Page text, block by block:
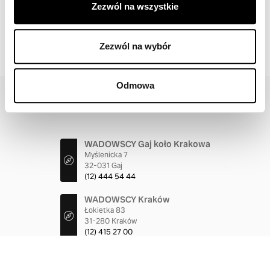
Zezwól na wszystkie
Zezwól na wybór
Odmowa
WADOWSCY Gaj koło Krakowa
Myślenicka 7
32-031 Gaj
(12) 444 54 44
WADOWSCY Kraków
Łokietka 83
31-280 Kraków
(12) 415 27 00